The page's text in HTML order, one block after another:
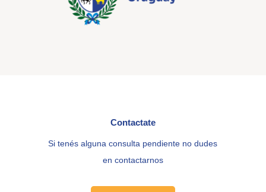
Contactate
Si tenés alguna consulta pendiente no dudes
en contactarnos